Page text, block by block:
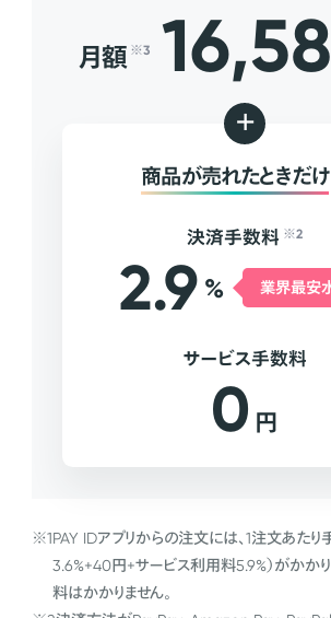
月額 ※3
+
商品が売れたときだけ
決済手数料 ※2
2.9 % 業界最安
サービス手数料
0 円
※1PAY IDアプリからの注文には、1注文あた
3.6%+40円+サービス利用料5.9%）がかかり
料はかかりません。